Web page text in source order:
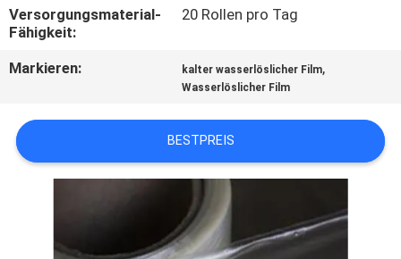
SITEMAP
PRIVACY
Versorgungsmaterial-
Fähigkeit:
20 Rollen pro Tag
Markieren: kalter wasserlöslicher Film,
Wasserlöslicher Film
BESTPREIS